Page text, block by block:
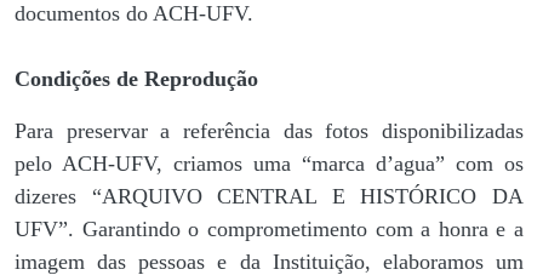
documentos do ACH-UFV.
Condições de Reprodução
Para preservar a referência das fotos disponibilizadas
pelo ACH-UFV, criamos uma “marca d’agua” com os
dizeres “ARQUIVO CENTRAL E HISTÓRICO DA
UFV”. Garantindo o comprometimento com a honra e a
imagem das pessoas e da Instituição, elaboramos um